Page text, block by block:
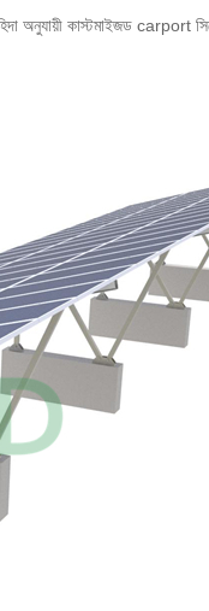
অনুযায়ী কাস্টমাইজড carport